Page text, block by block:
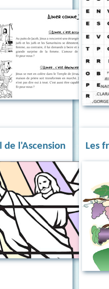
de l'Ascension Les